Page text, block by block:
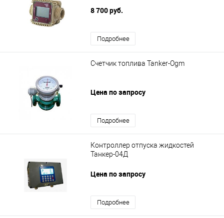
8 700 руб.
Подробнее
Счетчик топлива Tanker-Ogm
Цена по запросу
Подробнее
Контроллер отпуска жидкостей
Танкер-04Д
Цена по запросу
Подробнее